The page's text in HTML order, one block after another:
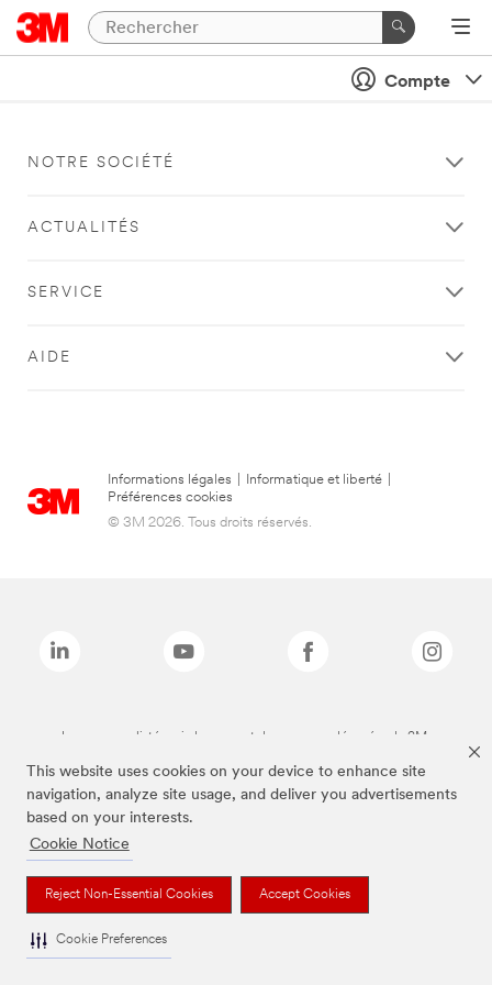
This website uses cookies on your device to enhance site
navigation, analyze site usage, and deliver you advertisements
based on your interests.
Cookie Notice
Reject Non-Essential Cookies Accept Cookies
Cookie Preferences
Compte
NOTRE SOCIÉTÉ
ACTUALITÉS
SERVICE
AIDE
Informations légales Informatique et liberté
Préférences cookies
© 3M 2026. Tous droits réservés.
Les marques listées ci-dessus sont des marques déposées de 3M.